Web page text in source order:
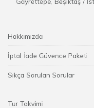
Hakkımızda
İptal İade Güvence Paketi
Sıkça Sorulan Sorular
Tur Takvimi